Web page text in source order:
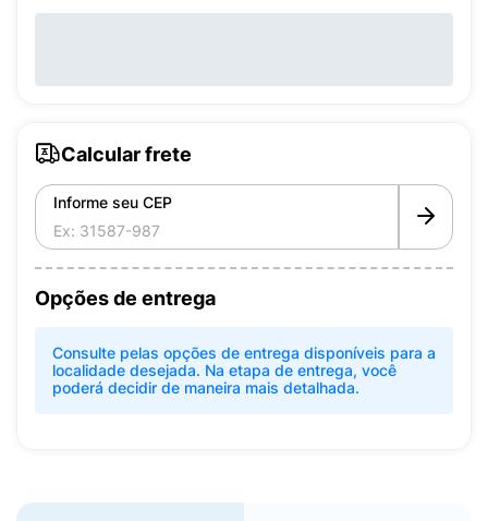
Calcular frete
Informe seu CEP
Opções de entrega
Consulte pelas opções de entrega disponíveis para a
localidade desejada. Na etapa de entrega, você
poderá decidir de maneira mais detalhada.